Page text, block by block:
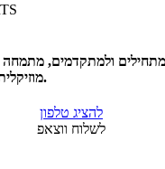
ולמתקדמים,
מוזיקלית ותאוריה של המוזיקה.
להציג טלפון
לשלוח ווצאפ